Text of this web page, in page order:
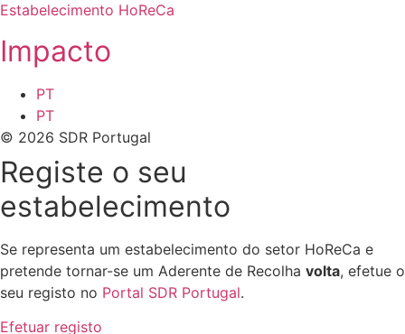
Estabelecimento HoReCa
Impacto
PT
PT
© 2026 SDR Portugal
Registe o seu
estabelecimento
Se representa um estabelecimento do setor HoReCa e
pretende tornar-se um Aderente de Recolha volta, efetue o
seu registo no Portal SDR Portugal.
Efetuar registo